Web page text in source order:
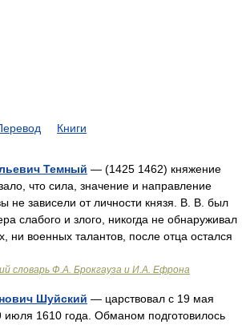
Книги
Темный — (1425 1462) княжение
что сила, значение и направление
не зависели от личности князя. В. В. был
слабого и злого, никогда не обнаруживал
ни военных талантов, после отца остался
словарь Ф.А. Брокгауза и И.А. Ефрона
Шуйский — царствовал с 19 мая
июля 1610 года. Обманом подготовилось